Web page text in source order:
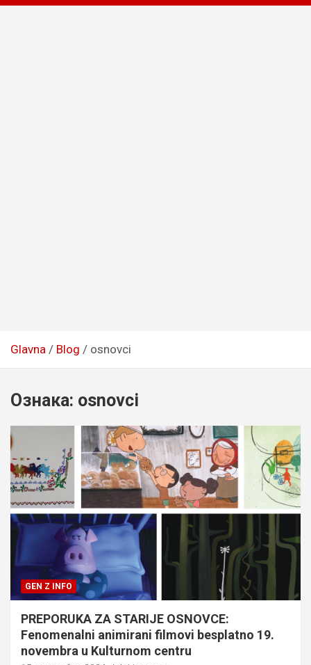
Glavna Blog osnovci
Ознака: osnovci
GEN Z INFO
PREPORUKA ZA STARIJE OSNOVCE:
Fenomenalni animirani filmovi besplatno 19.
novembra u Kulturnom centru